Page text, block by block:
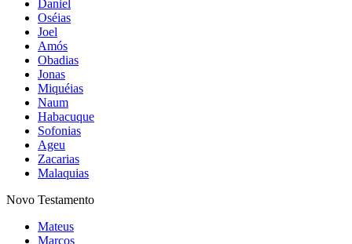
Daniel
Oséias
Joel
Amós
Obadias
Jonas
Miquéias
Naum
Habacuque
Sofonias
Ageu
Zacarias
Malaquias
Novo Testamento
Mateus
Marcos